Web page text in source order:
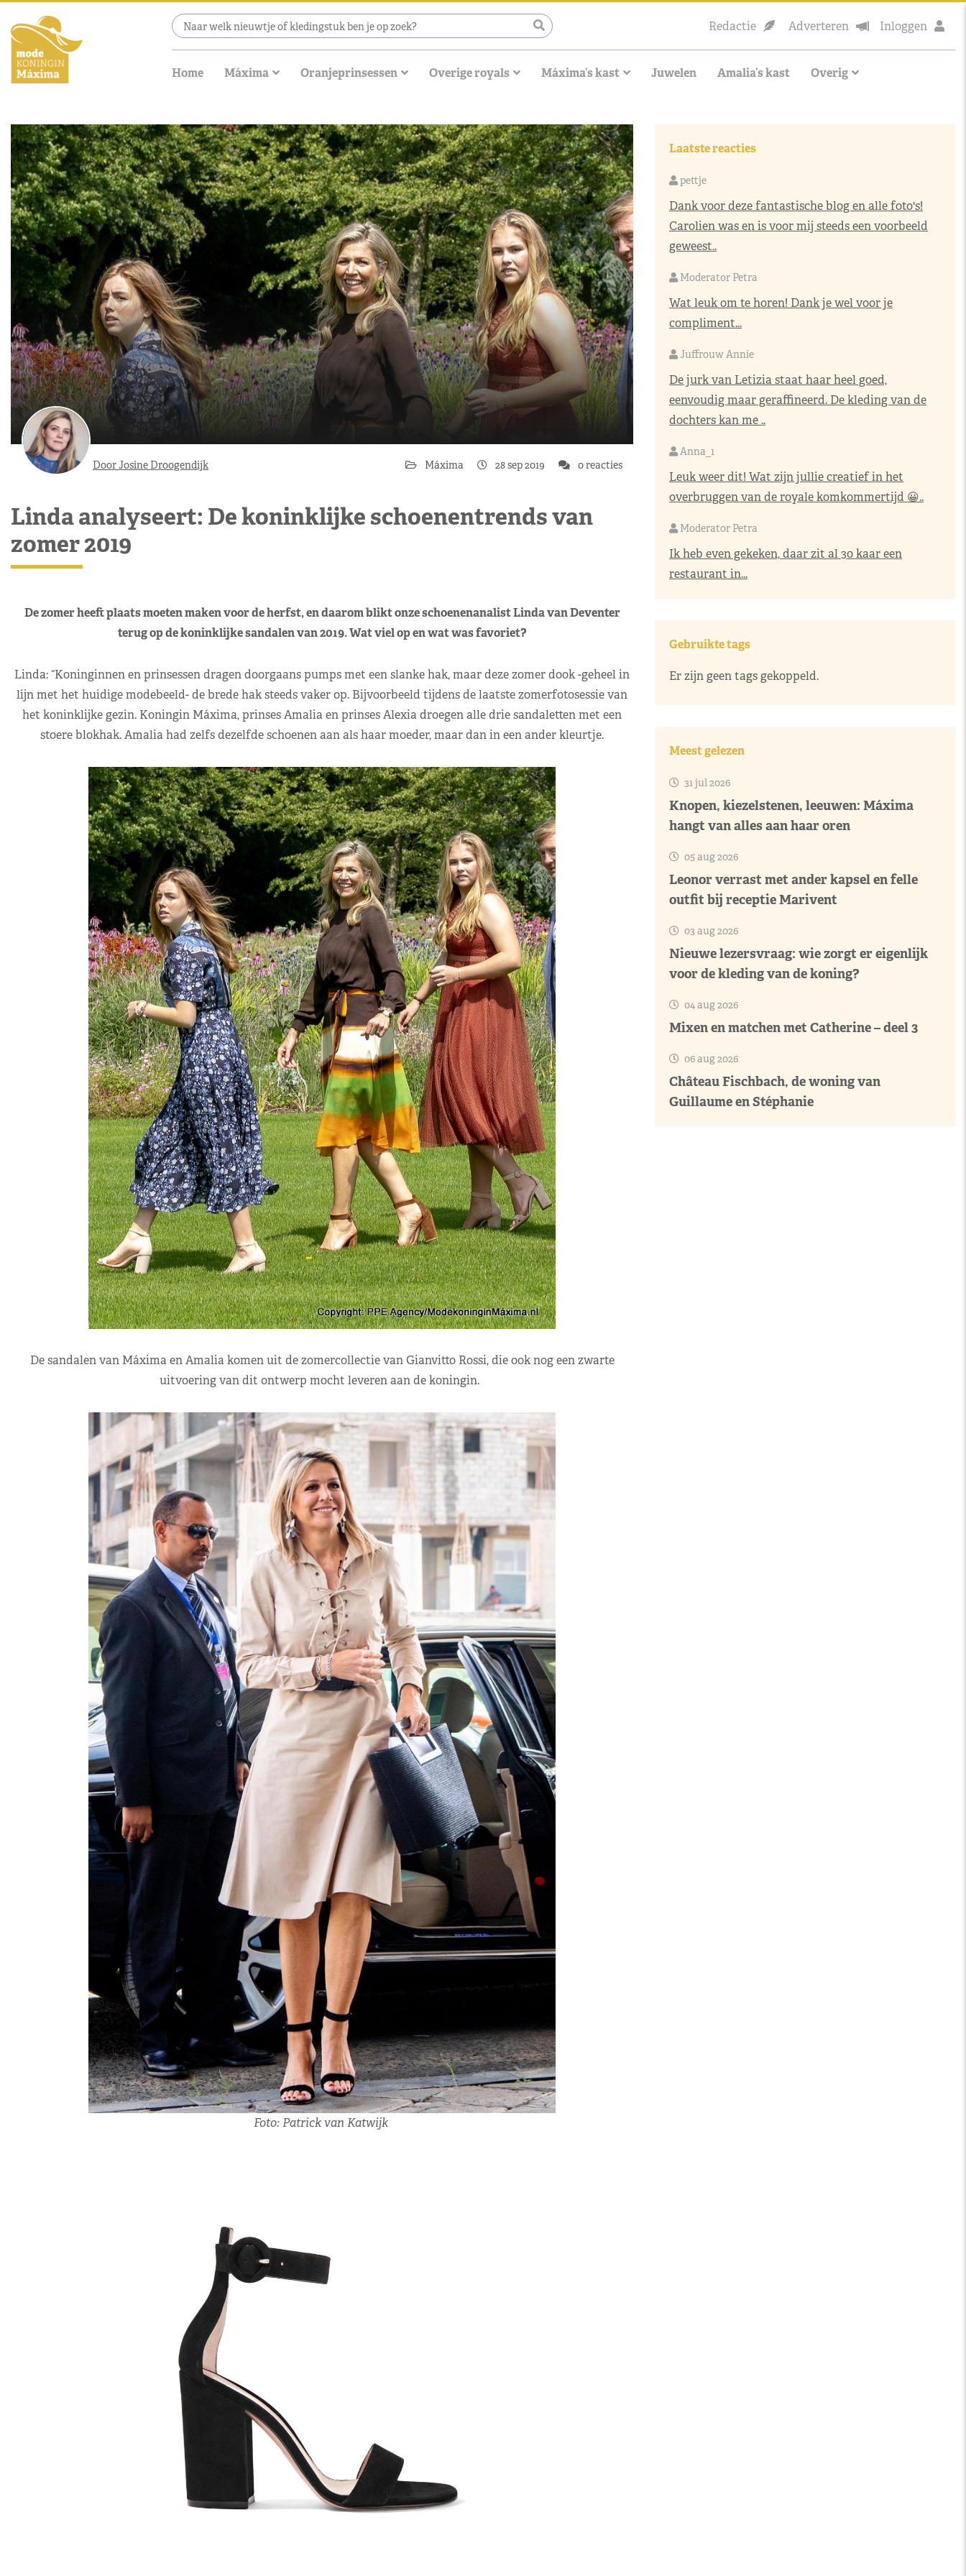
Redactie Adverteren Inloggen
Home Máxima Oranjeprinsessen Overige royals Máxima’s kast Juwelen Amalia’s kast Overig
Door Josine Droogendijk Máxima 28 sep 2019 0 reacties
Linda analyseert: De koninklijke schoenentrends van
zomer 2019
De zomer heeft plaats moeten maken voor de herfst, en daarom blikt onze schoenenanalist Linda van Deventer
terug op de koninklijke sandalen van 2019. Wat viel op en wat was favoriet?
Linda: “Koninginnen en prinsessen dragen doorgaans pumps met een slanke hak, maar deze zomer dook -geheel in
lijn met het huidige modebeeld- de brede hak steeds vaker op. Bijvoorbeeld tijdens de laatste zomerfotosessie van
het koninklijke gezin. Koningin Máxima, prinses Amalia en prinses Alexia droegen alle drie sandaletten met een
stoere blokhak. Amalia had zelfs dezelfde schoenen aan als haar moeder, maar dan in een ander kleurtje.
De sandalen van Máxima en Amalia komen uit de zomercollectie van Gianvitto Rossi, die ook nog een zwarte
uitvoering van dit ontwerp mocht leveren aan de koningin.
Foto: Patrick van Katwijk
Laatste reacties
pettje
Dank voor deze fantastische blog en alle foto's!
Carolien was en is voor mij steeds een voorbeeld
geweest..
Moderator Petra
Wat leuk om te horen! Dank je wel voor je
compliment...
Juffrouw Annie
De jurk van Letizia staat haar heel goed,
eenvoudig maar geraffineerd. De kleding van de
dochters kan me ..
Anna_1
Leuk weer dit! Wat zijn jullie creatief in het
overbruggen van de royale komkommertijd 😀..
Moderator Petra
Ik heb even gekeken, daar zit al 30 kaar een
restaurant in...
Gebruikte tags
Er zijn geen tags gekoppeld.
Meest gelezen
31 jul 2026
Knopen, kiezelstenen, leeuwen: Máxima
hangt van alles aan haar oren
05 aug 2026
Leonor verrast met ander kapsel en felle
outfit bij receptie Marivent
03 aug 2026
Nieuwe lezersvraag: wie zorgt er eigenlijk
voor de kleding van de koning?
04 aug 2026
Mixen en matchen met Catherine – deel 3
06 aug 2026
Château Fischbach, de woning van
Guillaume en Stéphanie